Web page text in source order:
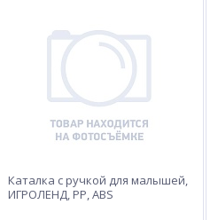
Каталка с ручкой для малышей,
ИГРОЛЕНД, PP, ABS